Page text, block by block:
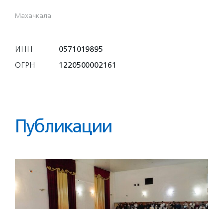
Махачкала
ИНН
0571019895
ОГРН
1220500002161
Публикации